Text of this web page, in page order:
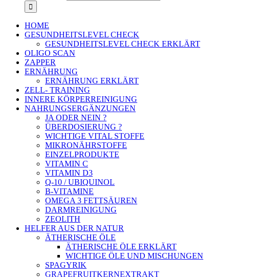
HOME
GESUNDHEITSLEVEL CHECK
GESUNDHEITSLEVEL CHECK ERKLÄRT
OLIGO SCAN
ZAPPER
ERNÄHRUNG
ERNÄHRUNG ERKLÄRT
ZELL- TRAINING
INNERE KÖRPERREINIGUNG
NAHRUNGSERGÄNZUNGEN
JA ODER NEIN ?
ÜBERDOSIERUNG ?
WICHTIGE VITAL STOFFE
MIKRONÄHRSTOFFE
EINZELPRODUKTE
VITAMIN C
VITAMIN D3
Q-10 / UBIQUINOL
B-VITAMINE
OMEGA 3 FETTSÄUREN
DARMREINIGUNG
ZEOLITH
HELFER AUS DER NATUR
ÄTHERISCHE ÖLE
ÄTHERISCHE ÖLE ERKLÄRT
WICHTIGE ÖLE UND MISCHUNGEN
SPAGYRIK
GRAPEFRUITKERNEXTRAKT